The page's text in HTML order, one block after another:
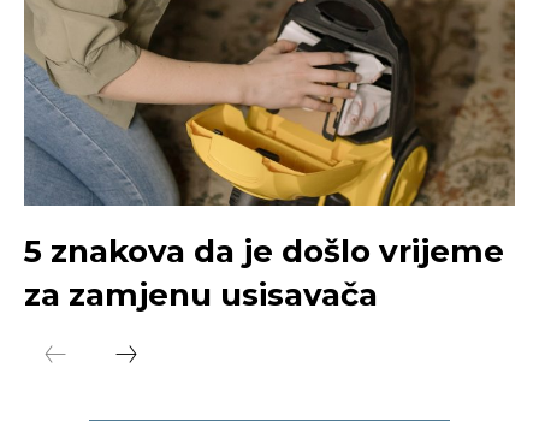
5 znakova da je došlo vrijeme
za zamjenu usisavača